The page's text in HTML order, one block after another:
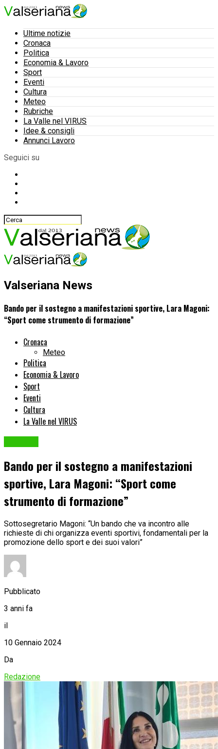
Ultime notizie
Cronaca
Politica
Economia & Lavoro
Sport
Eventi
Cultura
Meteo
Rubriche
La Valle nel VIRUS
Idee & consigli
Annunci Lavoro
Seguici su
Valseriana News
Bando per il sostegno a manifestazioni sportive, Lara Magoni:
“Sport come strumento di formazione”
Cronaca
Meteo
Politica
Economia & Lavoro
Sport
Eventi
Cultura
La Valle nel VIRUS
Bando per il sostegno a manifestazioni
sportive, Lara Magoni: “Sport come
strumento di formazione”
Sottosegretario Magoni: “Un bando che va incontro alle
richieste di chi organizza eventi sportivi, fondamentali per la
promozione dello sport e dei suoi valori”
Pubblicato
3 anni fa
il
10 Gennaio 2024
Da
Redazione